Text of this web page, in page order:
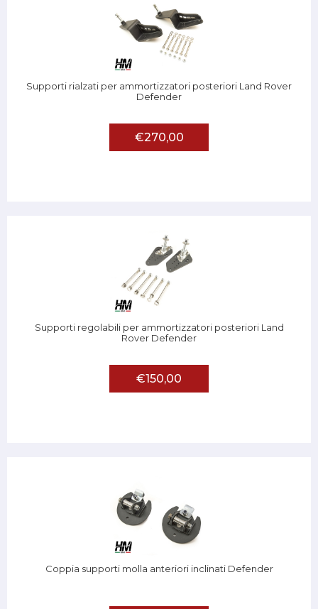
Supporti rialzati per ammortizzatori posteriori Land Rover
Defender
€270,00
Supporti regolabili per ammortizzatori posteriori Land
Rover Defender
€150,00
Coppia supporti molla anteriori inclinati Defender